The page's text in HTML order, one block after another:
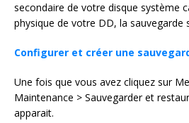
secondaire de votre disque système
physique de votre DD, la sauvegarde
Configurer et créer une
Une fois que vous avez cliquez sur
Maintenance > Sauvegarder et
apparait.